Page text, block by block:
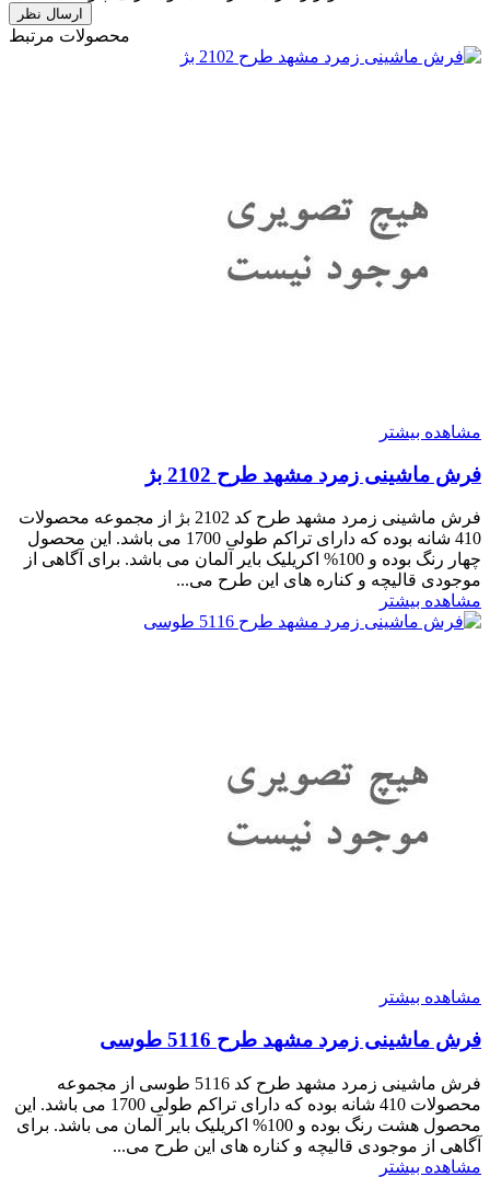
محصولات مرتبط
مشاهده بیشتر
فرش ماشینی زمرد مشهد طرح 2102 بژ
فرش ماشینی زمرد مشهد طرح کد 2102 بژ از مجموعه محصولات
410 شانه بوده که دارای تراکم طولی 1700 می باشد. این محصول
چهار رنگ بوده و 100% اکریلیک بایر آلمان می باشد. برای آگاهی از
موجودی قالیچه و کناره های این طرح می...
مشاهده بیشتر
مشاهده بیشتر
فرش ماشینی زمرد مشهد طرح 5116 طوسی
فرش ماشینی زمرد مشهد طرح کد 5116 طوسی از مجموعه
محصولات 410 شانه بوده که دارای تراکم طولی 1700 می باشد. این
محصول هشت رنگ بوده و 100% اکریلیک بایر آلمان می باشد. برای
آگاهی از موجودی قالیچه و کناره های این طرح می...
مشاهده بیشتر